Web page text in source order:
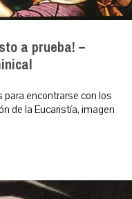
a prueba! –
encontrarse con los
de la Eucaristía, imagen